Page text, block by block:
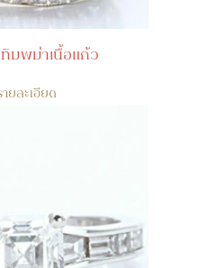
มพม่าเนื้อแก้ว
ยละเอียด